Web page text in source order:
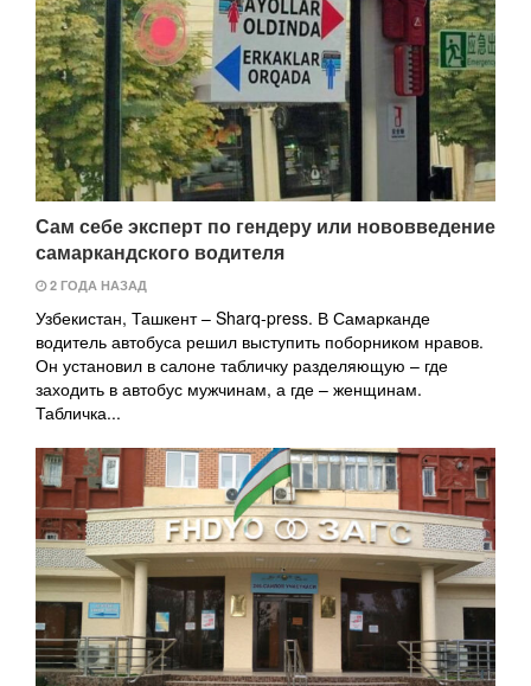
Сам себе эксперт по гендеру или нововведение
самаркандского водителя
2 ГОДА НАЗАД
Узбекистан, Ташкент – Sharq-press. В Самарканде
водитель автобуса решил выступить поборником нравов.
Он установил в салоне табличку разделяющую – где
заходить в автобус мужчинам, а где – женщинам.
Табличка...